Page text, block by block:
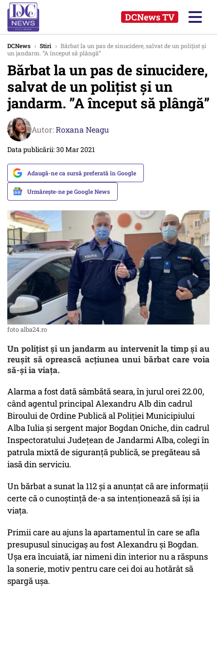
DCNews TV
DCNews › Stiri › Bărbat la un pas de sinucidere, salvat de un polițist și
un jandarm. ”A început să plângă”
Bărbat la un pas de sinucidere,
salvat de un polițist și un
jandarm. ”A început să plângă”
Autor:Roxana Neagu
Data publicării: 30 Mar 2021
Adaugă-ne ca sursă preferată în Google
Urmărește-ne pe Google News
foto alba24.ro
Un polițist și un jandarm au intervenit la timp și au
reușit să oprească acțiunea unui bărbat care voia
să-și ia viața.
Alarma a fost dată sâmbătă seara, în jurul orei 22.00,
când agentul principal Alexandru Alb din cadrul
Biroului de Ordine Publică al Poliției Municipiului
Alba Iulia și sergent major Bogdan Oniche, din cadrul
Inspectoratului Județean de Jandarmi Alba, colegi în
patrula mixtă de siguranță publică, se pregăteau să
iasă din serviciu.
Un bărbat a sunat la 112 și a anunțat că are informații
certe că o cunoștință de-a sa intenționează să își ia
viața.
Primii care au ajuns la apartamentul în care se afla
presupusul sinucigaș au fost Alexandru și Bogdan.
Ușa era încuiată, iar nimeni din interior nu a răspuns
la sonerie, motiv pentru care cei doi au hotărât să
spargă ușa.